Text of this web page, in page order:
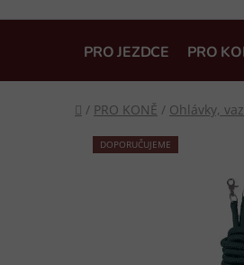
PRO JEZDCE PRO
Domů
/ PRO KONĚ / Ohlávky,
DOPORUČUJEME